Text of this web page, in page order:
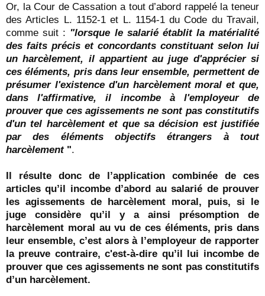
Or, la Cour de Cassation a tout d’abord rappelé la teneur
des Articles L. 1152-1 et L. 1154-1 du Code du Travail,
comme suit : "lorsque le salarié établit la matérialité
des faits précis et concordants constituant selon lui
un harcèlement, il appartient au juge d'apprécier si
ces éléments, pris dans leur ensemble, permettent de
présumer l'existence d'un harcèlement moral et que,
dans l'affirmative, il incombe à l'employeur de
prouver que ces agissements ne sont pas constitutifs
d'un tel harcèlement et que sa décision est justifiée
par des éléments objectifs étrangers à tout
harcèlement".
Il résulte donc de l’application combinée de ces
articles qu’il incombe d’abord au salarié de prouver
les agissements de harcèlement moral, puis, si le
juge considère qu’il y a ainsi présomption de
harcèlement moral au vu de ces éléments, pris dans
leur ensemble, c’est alors à l’employeur de rapporter
la preuve contraire, c'est-à-dire qu’il lui incombe de
prouver que ces agissements ne sont pas constitutifs
d’un harcèlement.